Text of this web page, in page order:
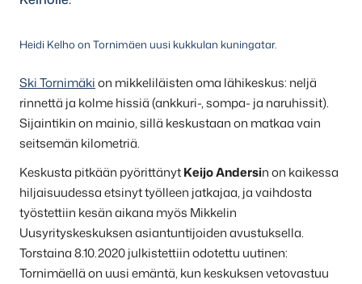
Heidi Kelho on Tornimäen uusi kukkulan kuningatar.
Ski Tornimäkion mikkeliläisten oma lähikeskus: neljä
rinnettä ja kolme hissiä (ankkuri-, sompa- ja naruhissit).
Sijaintikin on mainio, sillä keskustaan on matkaa vain
seitsemän kilometriä.
Keskusta pitkään pyörittänytKeijo Andersin on kaikessa
hiljaisuudessa etsinyt työlleen jatkajaa, ja vaihdosta
työstettiin kesän aikana myös Mikkelin
Uusyrityskeskuksen asiantuntijoiden avustuksella.
Torstaina 8.10.2020 julkistettiin odotettu uutinen:
Tornimäellä on uusi emäntä, kun keskuksen vetovastuu